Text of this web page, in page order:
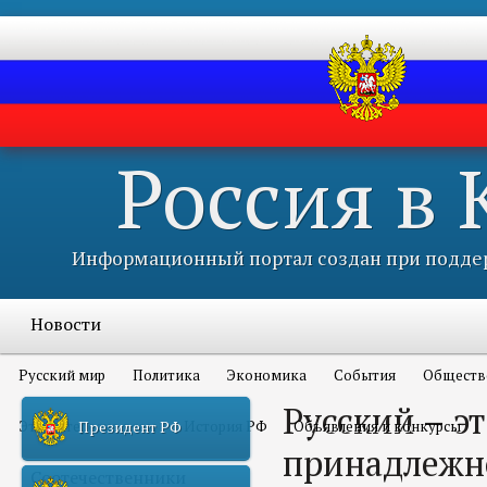
Россия в
Информационный портал создан при
Новости
Русский мир Политика Экономика События
Это интересно всем История РФ Объявления и конкурсы
Соотечественники
Президент РФ
Русский –